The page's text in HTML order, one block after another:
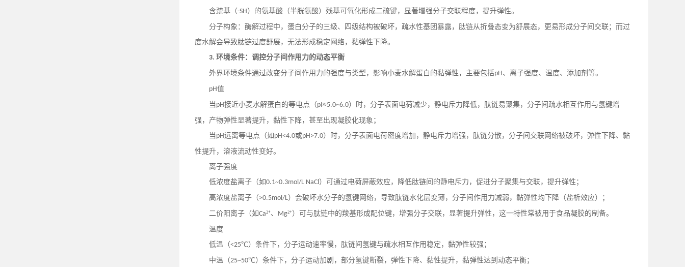
含巯基（-SH）的氨基酸（半胱氨酸）残基可氧化形成二硫键，显著增强分子交联程度，提升弹性。
分子构象：酶解过程中，蛋白分子的三级、四级结构被破坏，疏水性基团暴露，肽链从折叠态变为舒展态，更易形成分子间交联；而过
度水解会导致肽链过度舒展，无法形成稳定网络，黏弹性下降。
3. 环境条件：调控分子间作用力的动态平衡
外界环境条件通过改变分子间作用力的强度与类型，影响小麦水解蛋白的黏弹性，主要包括pH、离子强度、温度、添加剂等。
pH值
当pH接近小麦水解蛋白的等电点（pI≈5.0~6.0）时，分子表面电荷减少，静电斥力降低，肽链易聚集，分子间疏水相互作用与氢键增
强，产物弹性显著提升，黏性下降，甚至出现凝胶化现象；
当pH远离等电点（如 pH<4.0或pH>7.0）时，分子表面电荷密度增加，静电斥力增强，肽链分散，分子间交联网络被破坏，弹性下降、黏
性提升，溶液流动性变好。
离子强度
低浓度盐离子（如0.1~0.3mol/L NaCl）可通过电荷屏蔽效应，降低肽链间的静电斥力，促进分子聚集与交联，提升弹性；
高浓度盐离子（>0.5mol/L）会破坏水分子的氢键网络，导致肽链水化层变薄，分子间作用力减弱，黏弹性均下降（盐析效应）；
二价阳离子（如Ca²⁺、 Mg²⁺）可与肽链中的羧基形成配位键，增强分子交联，显著提升弹性，这一特性常被用于食品凝胶的制备。
温度
低温（<25℃）条件下，分子运动速率慢，肽链间氢键与疏水相互作用稳定，黏弹性较强；
中温（25~50℃）条件下，分子运动加剧，部分氢键断裂，弹性下降、黏性提升，黏弹性达到动态平衡；